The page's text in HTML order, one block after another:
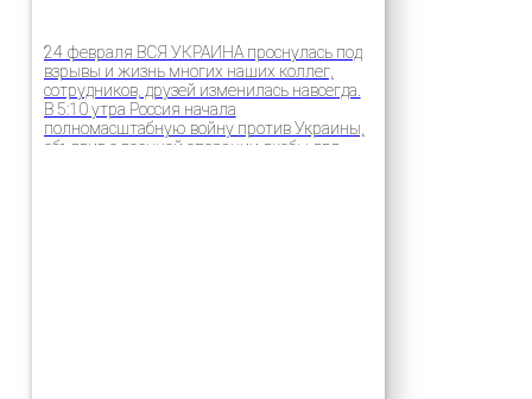
24 февраля ВСЯ УКРАИНА проснулась под
взрывы и жизнь многих наших коллег,
сотрудников, друзей изменилась навсегда.
В 5:10 утра Россия начала
полномасштабную войну против Украины,
объявив о военной операции якобы для